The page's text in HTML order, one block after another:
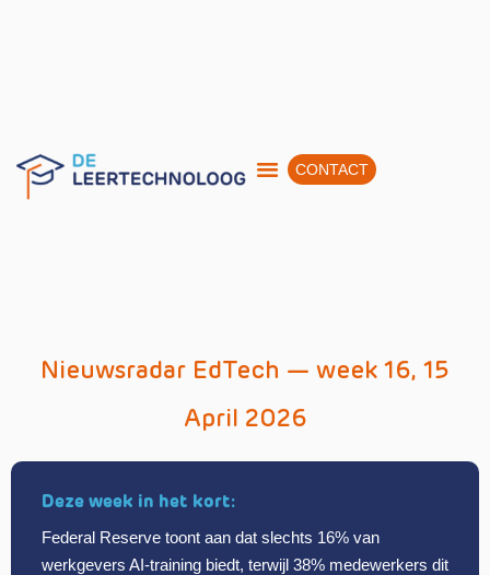
CONTACT
Nieuwsradar EdTech — week 16, 15
April 2026
Deze week in het kort:
Federal Reserve toont aan dat slechts 16% van
werkgevers AI-training biedt, terwijl 38% medewerkers dit